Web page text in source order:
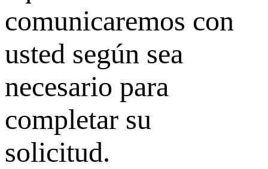
comunicaremos con
usted según sea
necesario para
completar su
solicitud.